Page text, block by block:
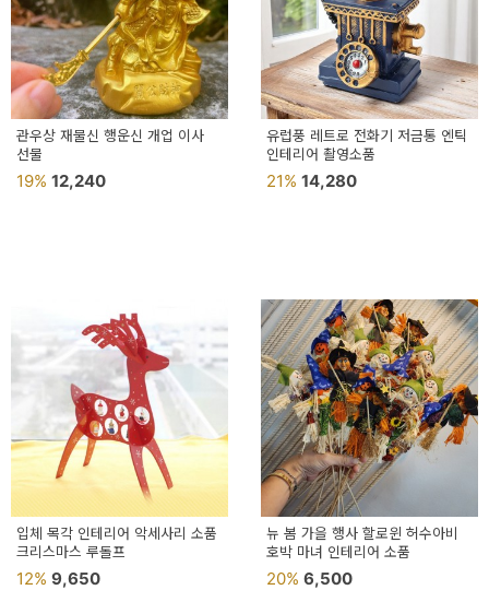
관우상 재물신 행운신 개업 이사
선물
19% 12,240
유럽풍 레트로 전화기 저금통 엔틱
인테리어 촬영소품
21% 14,280
입체 목각 인테리어 악세사리 소품
크리스마스 루돌프
12% 9,650
뉴 봄 가을 행사 할로윈 허수아비
호박 마녀 인테리어 소품
20% 6,500